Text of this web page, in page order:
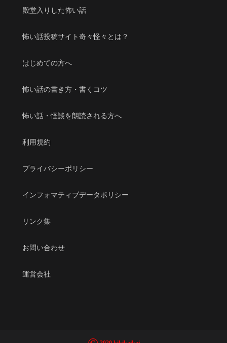
殿堂入りした怖い話
怖い話投稿サイト奇々怪々とは？
はじめての方へ
怖い話の書き方・書くコツ
怖い話・怪談を朗読される方へ
利用規約
プライバシーポリシー
インフォマティブデータポリシー
リンク集
お問い合わせ
運営会社